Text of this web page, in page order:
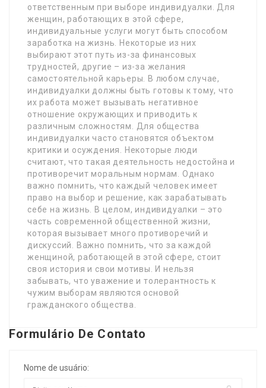
ответственным при выборе индивидуалки. Для
женщин, работающих в этой сфере,
индивидуальные услуги могут быть способом
заработка на жизнь. Некоторые из них
выбирают этот путь из-за финансовых
трудностей, другие – из-за желания
самостоятельной карьеры. В любом случае,
индивидуалки должны быть готовы к тому, что
их работа может вызывать негативное
отношение окружающих и приводить к
различным сложностям. Для общества
индивидуалки часто становятся объектом
критики и осуждения. Некоторые люди
считают, что такая деятельность недостойна и
противоречит моральным нормам. Однако
важно помнить, что каждый человек имеет
право на выбор и решение, как зарабатывать
себе на жизнь. В целом, индивидуалки – это
часть современной общественной жизни,
которая вызывает много противоречий и
дискуссий. Важно помнить, что за каждой
женщиной, работающей в этой сфере, стоит
своя история и свои мотивы. И нельзя
забывать, что уважение и толерантность к
чужим выборам являются основой
гражданского общества.
Formulário De Contato
Nome de usuário: